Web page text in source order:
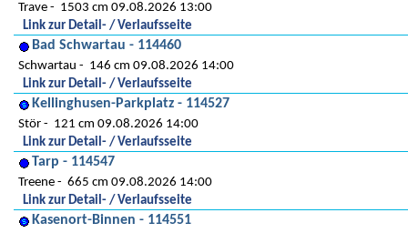
Trave
1503 cm 09.08.2026 13:00
Link zur Detail- / Verlaufsseite
Bad Schwartau - 114460
Schwartau
146 cm 09.08.2026 14:00
Link zur Detail- / Verlaufsseite
Kellinghusen-Parkplatz - 114527
Stör
121 cm 09.08.2026 14:00
Link zur Detail- / Verlaufsseite
Tarp - 114547
Treene
665 cm 09.08.2026 14:00
Link zur Detail- / Verlaufsseite
Kasenort-Binnen - 114551